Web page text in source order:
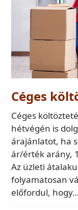
Céges
Céges
hétvégén is
árajánlatot, ha
ár/érték arány,
Az üzleti
folyamatosan
előfordul,